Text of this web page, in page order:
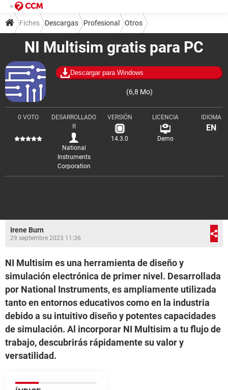
NI Multisim gratis para PC
Descargar para Windows
(6,8 Mo)
0 VOTO
DESARROLLADO
R
National
Instruments
Corporation
VERSIÓN
14.3.0
LICENCIA
Demo
IDIOMA
EN
Fiches Descargas Profesional Otros
Irene Burn
29 septembre 2023 11:36
NI Multisim es una herramienta de diseño y
simulación electrónica de primer nivel. Desarrollada
por National Instruments, es ampliamente utilizada
tanto en entornos educativos como en la industria
debido a su intuitivo diseño y potentes capacidades
de simulación. Al incorporar NI Multisim a tu flujo de
trabajo, descubrirás rápidamente su valor y
versatilidad.